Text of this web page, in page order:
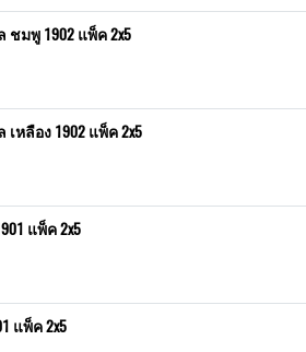
ชมพู 1902 แพ็ค 2x5
หลือง 1902 แพ็ค 2x5
แพ็ค 2x5
แพ็ค 2x5